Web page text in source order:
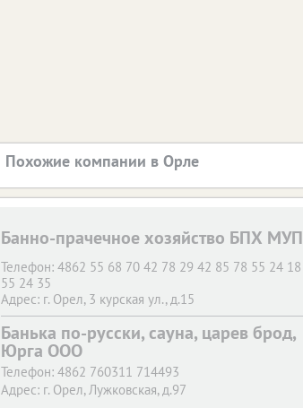
Похожие компании в Орле
Банно-прачечное хозяйство БПХ МУП
Телефон: 4862 55 68 70 42 78 29 42 85 78 55 24 18
55 24 35
Адрес: г. Орел, 3 курская ул., д.15
Банька по-русски, сауна, царев брод,
Юрга ООО
Телефон: 4862 760311 714493
Адрес: г. Орел, Лужковская, д.97